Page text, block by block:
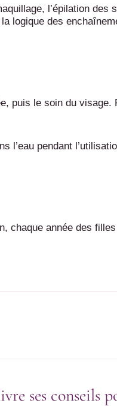
l’épilation
logique des
puis le soin du
l’eau pendant
chaque année des
ses conseils